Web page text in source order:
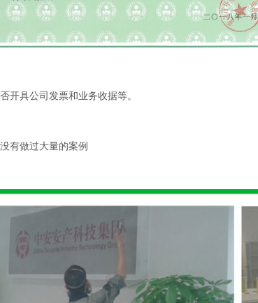
公司发票和业务收据等。
过大量的案例